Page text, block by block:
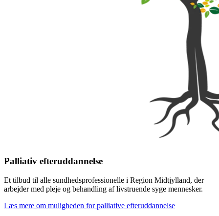
Palliativ efteruddannelse
Et tilbud til alle sundhedsprofessionelle i Region Midtjylland, der
arbejder med pleje og behandling af livstruende syge mennesker.
Læs mere om muligheden for palliative efteruddannelse